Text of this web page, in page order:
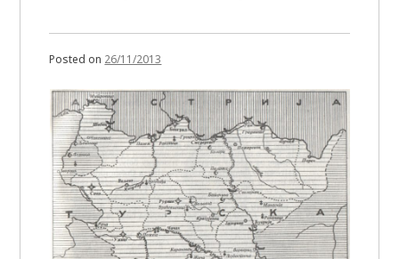
Posted on 26/11/2013